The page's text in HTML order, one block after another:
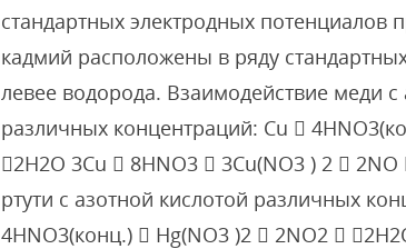
стандартных электродных потенциалов
кадмий расположены в ряду
левее водорода. Взаимодействие меди с
различных концентраций: Cu 
2H2O 3Cu  8HNO3  3Cu(NO3 ) 2 
ртути с азотной кислотой различных
4HNO3(конц.)  Hg(NO3 )2  2NO2 